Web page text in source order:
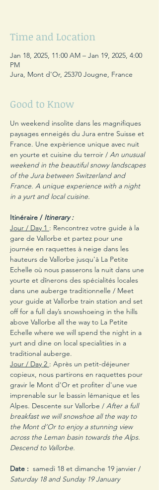
Time and Location
Jan 18, 2025, 11:00 AM – Jan 19, 2025, 4:00
PM
Jura, Mont d'Or, 25370 Jougne, France
Good to Know
Un weekend insolite dans les magnifiques
paysages enneigés du Jura entre Suisse et
France. Une expèrience unique avec nuit
en yourte et cuisine du terroir / An unusual
weekend in the beautiful snowy landscapes
of the Jura between Switzerland and
France. A unique experience with a night
in a yurt and local cuisine.
Itinéraire / Itinerary :
Jour / Day 1 : Rencontrez votre guide à la
gare de Vallorbe et partez pour une
journée en raquettes à neige dans les
hauteurs de Vallorbe jusqu'à La Petite
Echelle où nous passerons la nuit dans une
yourte et dînerons des spécialités locales
dans une auberge traditionnelle / Meet
your guide at Vallorbe train station and set
off for a full day’s snowshoeing in the hills
above Vallorbe all the way to La Petite
Echelle where we will spend the night in a
yurt and dine on local specialities in a
traditional auberge.
Jour / Day 2 : Après un petit-déjeuner
copieux, nous partirons en raquettes pour
gravir le Mont d'Or et profiter d'une vue
imprenable sur le bassin lémanique et les
Alpes. Descente sur Vallorbe / After a full
breakfast we will snowshoe all the way to
the Mont d’Or to enjoy a stunning view
across the Leman basin towards the Alps.
Descend to Vallorbe.
Date : samedi 18 et dimanche 19 janvier /
Saturday 18 and Sunday 19 January